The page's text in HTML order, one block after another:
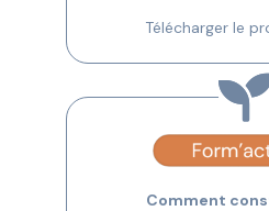
Télécharger le
Comment